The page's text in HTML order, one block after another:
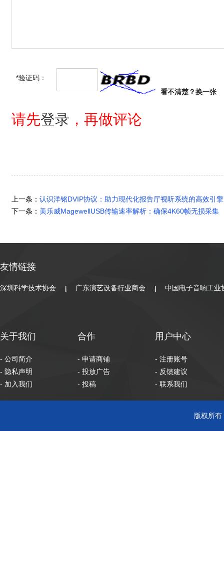
*验证码：
看不清楚？换一张
请先登录 ，再做评论
上一条： 认识洋铭DVIP协议：助力现代化报告厅视听系统的高效引擎
下一条： 美乐威MagewellUSB传输速率解析：确保4K60帧无损采集
友情链接
深圳科学技术协会 广东演艺设备行业商会 中国电子音响工业
关于我们
- 公司简介
- 隐私声明
- 加入我们
合作
- 申请商铺
- 投放广告
- 投稿
用户中心
- 注册账号
- 反馈建议
- 联系我们
版权所